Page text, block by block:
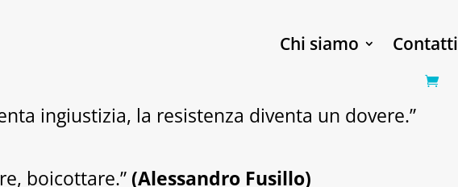
Chi siamo Contatti
ingiustizia, la resistenza diventa un dovere.”
boicottare.” (Alessandro Fusillo)